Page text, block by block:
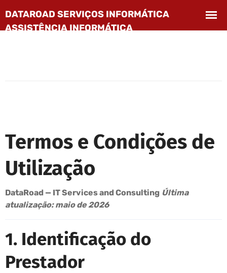
Termos e Condições de
Utilização
DataRoad — IT Services and Consulting Última
atualização: maio de 2026
1. Identificação do
Prestador